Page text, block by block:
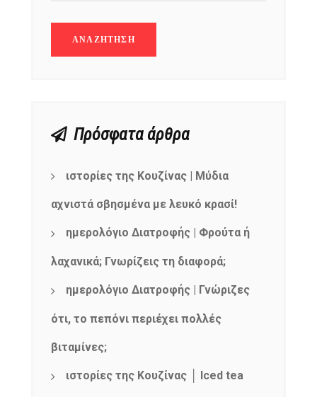
Πρόσφατα άρθρα
ιστορίες της Κουζίνας | Μύδια
αχνιστά σβησμένα με λευκό κρασί!
ημερολόγιο Διατροφής | Φρούτα ή
λαχανικά; Γνωρίζεις τη διαφορά;
ημερολόγιο Διατροφής | Γνώριζες
ότι, το πεπόνι περιέχει πολλές
βιταμίνες;
ιστορίες της Κουζίνας │ Iced tea